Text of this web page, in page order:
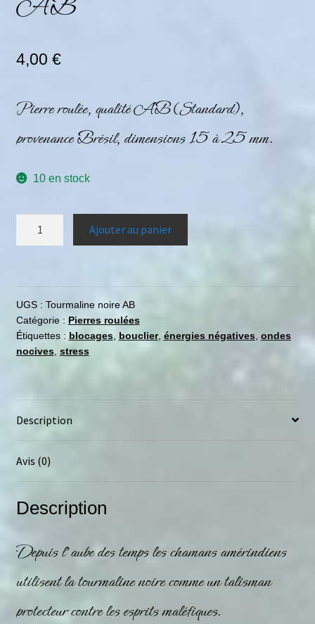
4,00 €
Pierre roulée, qualité AB (Standard),
provenance Brésil, dimensions 15 à 25 mm.
10 en stock
Ajouter au panier
UGS : Tourmaline noire AB
Catégorie : Pierres roulées
Étiquettes : blocages, bouclier, énergies négatives ondes
nocives, stress
Description
Avis (0)
Description
Depuis l’aube des temps les chamans amérindiens
utilisent latourmalinenoire comme un talisman
protecteur contre les esprits maléfiques.